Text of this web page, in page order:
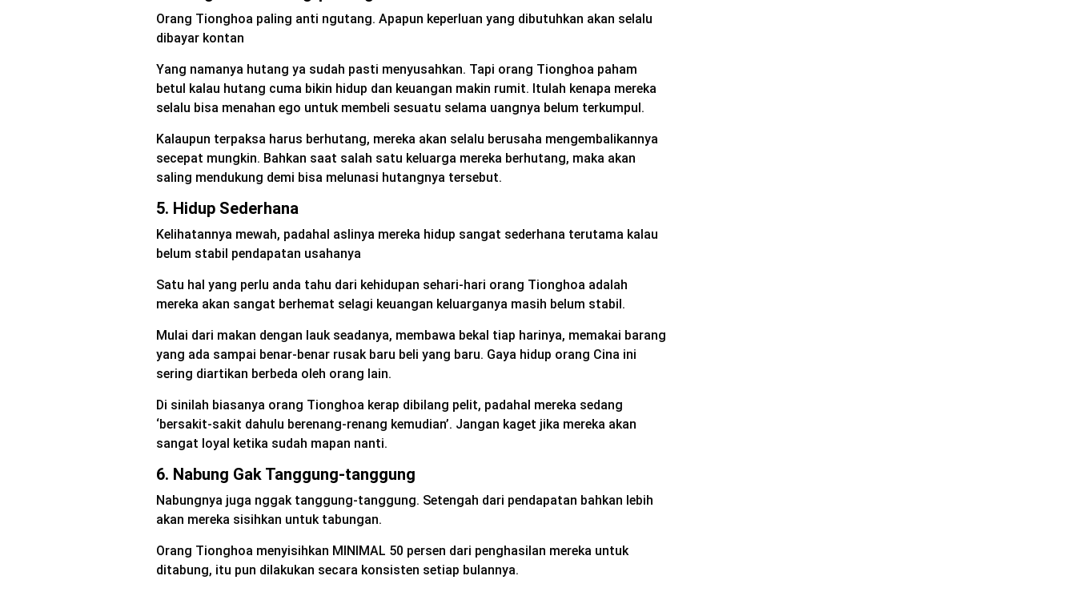
Orang Tionghoa paling anti ngutang. Apapun keperluan yang dibutuhkan akan selalu
dibayar kontan
Yang namanya hutang ya sudah pasti menyusahkan. Tapi orang Tionghoa paham
betul kalau hutang cuma bikin hidup dan keuangan makin rumit. Itulah kenapa mereka
selalu bisa menahan ego untuk membeli sesuatu selama uangnya belum terkumpul.
Kalaupun terpaksa harus berhutang, mereka akan selalu berusaha mengembalikannya
secepat mungkin. Bahkan saat salah satu keluarga mereka berhutang, maka akan
saling mendukung demi bisa melunasi hutangnya tersebut.
5. Hidup Sederhana
Kelihatannya mewah, padahal aslinya mereka hidup sangat sederhana terutama kalau
belum stabil pendapatan usahanya
Satu hal yang perlu anda tahu dari kehidupan sehari-hari orang Tionghoa adalah
mereka akan sangat berhemat selagi keuangan keluarganya masih belum stabil.
Mulai dari makan dengan lauk seadanya, membawa bekal tiap harinya, memakai barang
yang ada sampai benar-benar rusak baru beli yang baru. Gaya hidup orang Cina ini
sering diartikan berbeda oleh orang lain.
Di sinilah biasanya orang Tionghoa kerap dibilang pelit, padahal mereka sedang
‘bersakit-sakit dahulu berenang-renang kemudian’. Jangan kaget jika mereka akan
sangat loyal ketika sudah mapan nanti.
6. Nabung Gak Tanggung-tanggung
Nabungnya juga nggak tanggung-tanggung. Setengah dari pendapatan bahkan lebih
akan mereka sisihkan untuk tabungan.
Orang Tionghoa menyisihkan MINIMAL 50 persen dari penghasilan mereka untuk
ditabung, itu pun dilakukan secara konsisten setiap bulannya.